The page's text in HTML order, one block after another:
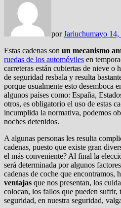
porJariuchumayo 14,
Estas cadenas son un mecanismo
ruedas de los automóviles en
carreteras están cubiertas de nieve o
de seguridad resbala y resulta
porque usualmente esto desemboca
algunos países como: España,
otros, es obligatorio el uso de estas
incumplida la normativa, podemos
noches detenidos.
A algunas personas les resulta
cadenas, puesto que existe gran
el más conveniente? Al final la
será determinada por algunos
cadenas de coche que encontramos,
ventajas que nos presentan, los
colocan, los fallos que pueden sufrir,
seguridad, en nuestra seguridad,